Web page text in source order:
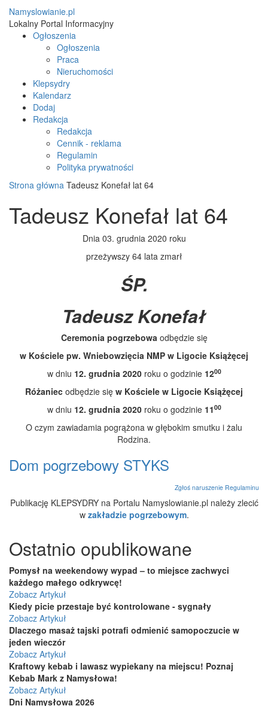
Namyslowianie.pl
Lokalny Portal Informacyjny
Ogłoszenia
Ogłoszenia
Praca
Nieruchomości
Klepsydry
Kalendarz
Dodaj
Redakcja
Redakcja
Cennik - reklama
Regulamin
Polityka prywatności
Strona główna Tadeusz Konefał lat 64
Tadeusz Konefał lat 64
Dnia 03. grudnia 2020 roku
przeżywszy 64 lata zmarł
ŚP.
Tadeusz Konefał
Ceremonia pogrzebowaodbędzie się
w Kościele pw. Wniebowzięcia NMP w Ligocie Książęcej
w dniu 12. grudnia 2020 roku o godzinie1200
Różaniec odbędzie się w Kościele w Ligocie Książęcej
w dniu 12. grudnia 2020 roku o godzinie1100
O czym zawiadamia pogrążona w głębokim smutku i żalu
Rodzina.
Dom pogrzebowy STYKS
Zgłoś naruszenie Regulaminu
Publikację KLEPSYDRY na Portalu Namyslowianie.pl należy zlecić
w zakładzie pogrzebowym.
Ostatnio opublikowane
Pomysł na weekendowy wypad – to miejsce zachwyci
każdego małego odkrywcę!
Zobacz Artykuł
Kiedy picie przestaje być kontrolowane - sygnały
Zobacz Artykuł
Dlaczego masaż tajski potrafi odmienić samopoczucie w
jeden wieczór
Zobacz Artykuł
Kraftowy kebab i lawasz wypiekany na miejscu! Poznaj
Kebab Mark z Namysłowa!
Zobacz Artykuł
Dni Namysłowa 2026